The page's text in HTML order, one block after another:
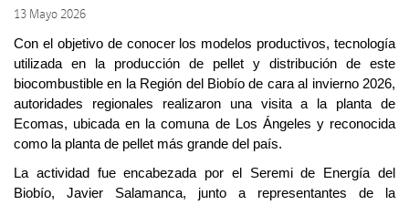
13 Mayo 2026
Con el objetivo de conocer los modelos productivos, tecnología
utilizada en la producción de pellet y distribución de este
biocombustible en la Región del Biobío de cara al invierno 2026,
autoridades regionales realizaron una visita a la planta de
Ecomas, ubicada en la comuna de Los Ángeles y reconocida
como la planta de pellet más grande del país.
La actividad fue encabezada por el Seremi de Energía del
Biobío, Javier Salamanca, junto a representantes de la